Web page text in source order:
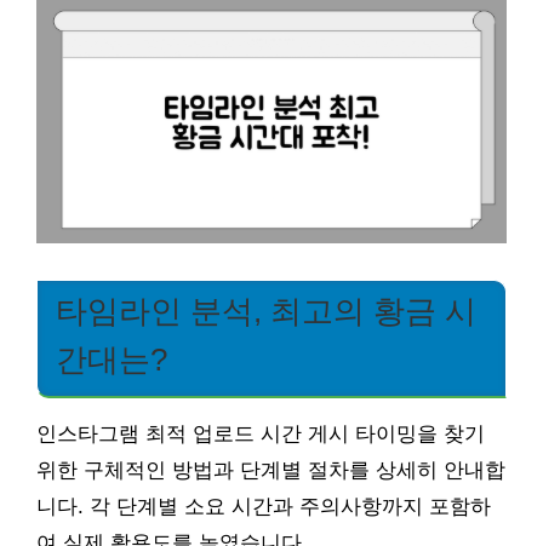
타임라인 분석, 최고의 황금 시
간대는?
인스타그램 최적 업로드 시간 게시 타이밍을 찾기
위한 구체적인 방법과 단계별 절차를 상세히 안내합
니다. 각 단계별 소요 시간과 주의사항까지 포함하